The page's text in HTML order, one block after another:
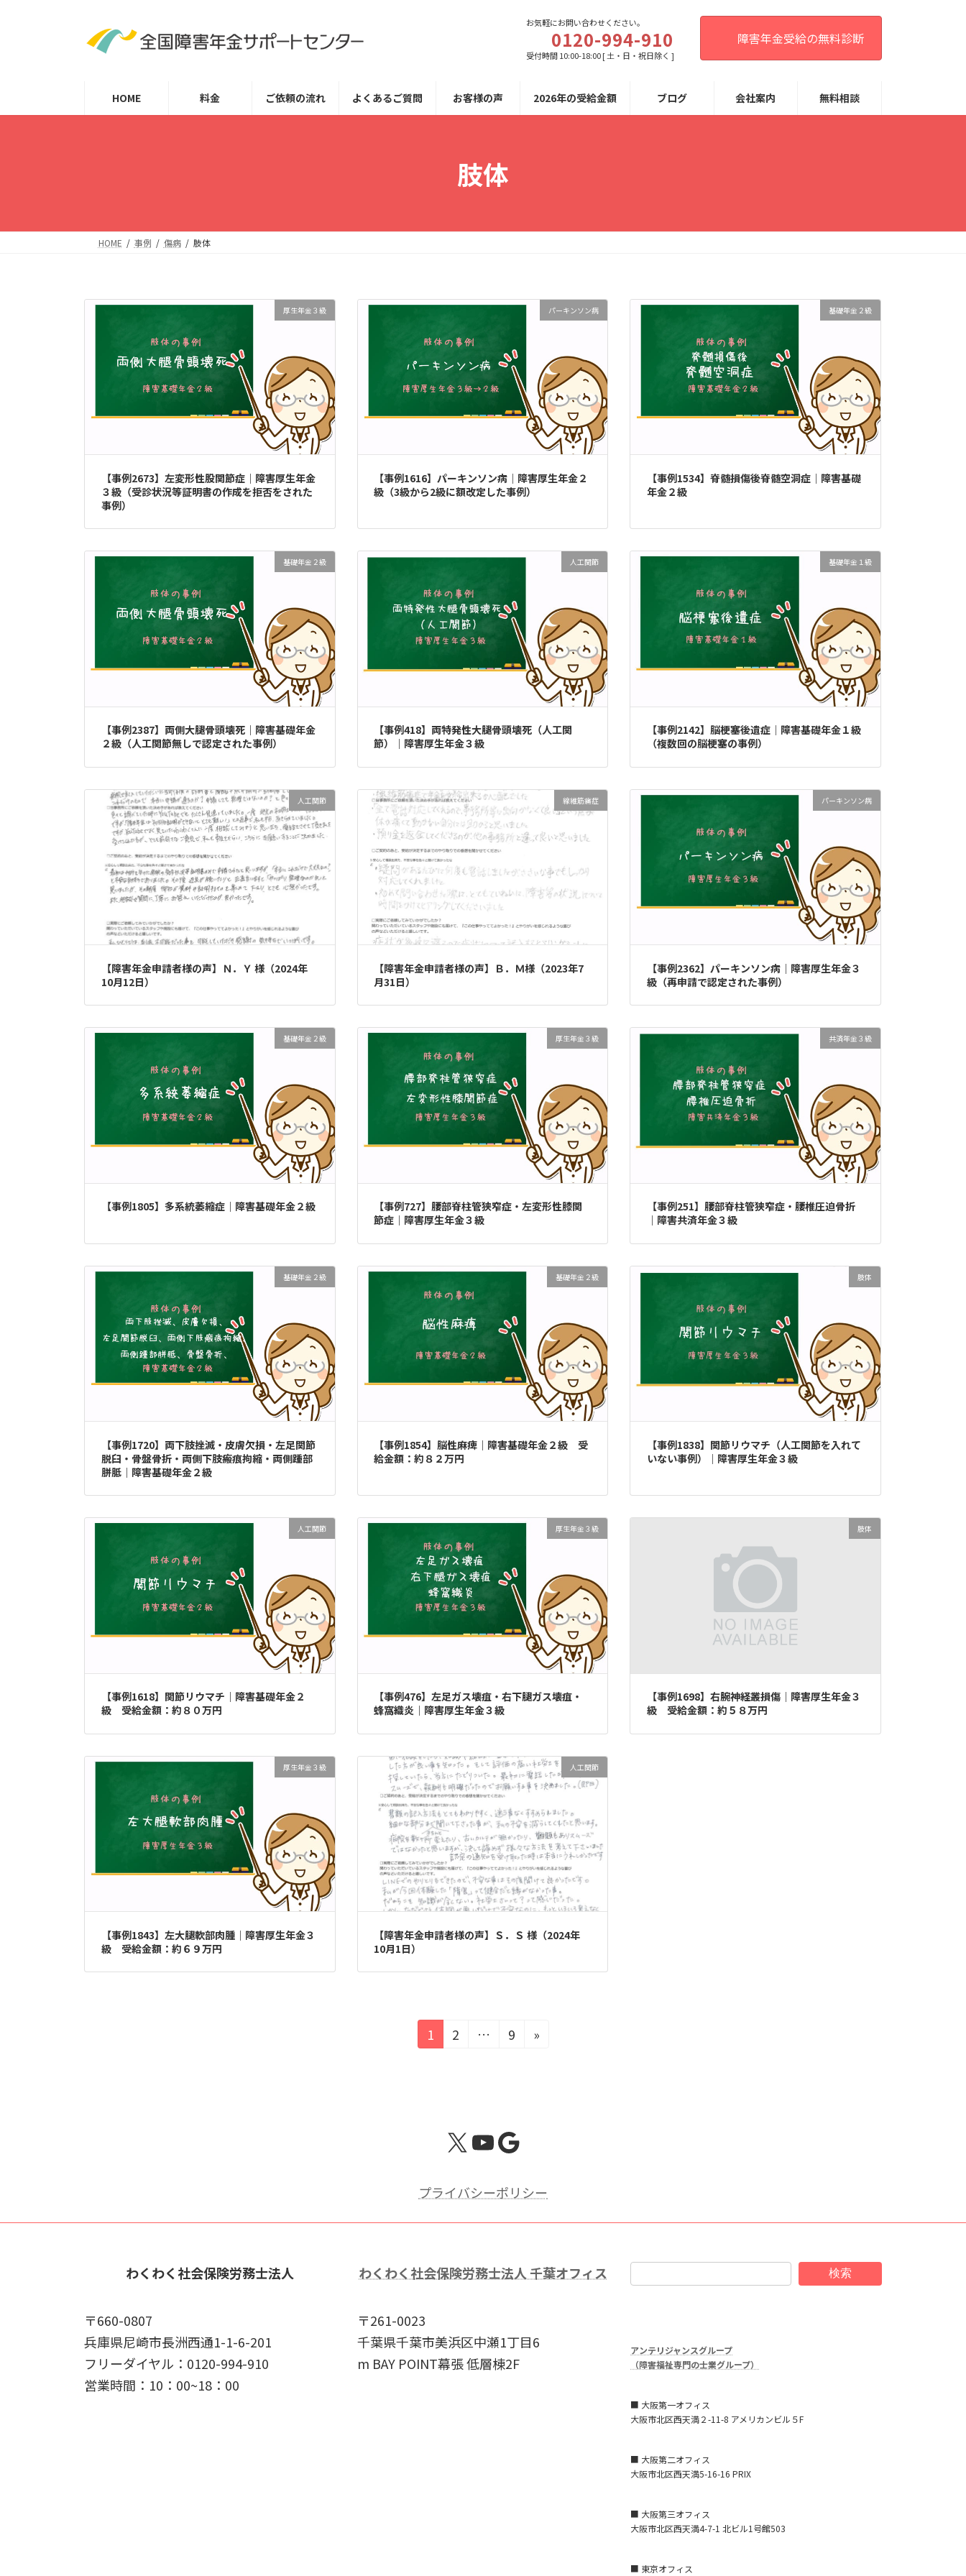
ス
ン
お気軽にお問い合わせください。
0120-994-910
受付時間 10:00-18:00 [ 土・日・祝日除く ]
障害年金受給の無料診断
HOME 料金 ご依頼の流れ よくあるご質問 お客様の声 2026年の受給金額 ブログ 会社案内 無料相談
肢体
HOME 事例 傷病 肢体
厚生年金３級
【事例2673】左変形性股関節症｜障害厚生年金
３級（受診状況等証明書の作成を拒否をされた
事例）
パーキンソン病
【事例1616】パーキンソン病｜障害厚生年金２
級（3級から2級に額改定した事例）
基礎年金２級
【事例1534】脊髄損傷後脊髄空洞症｜障害基礎
年金２級
基礎年金２級
【事例2387】両側大腿骨頭壊死｜障害基礎年金
２級（人工関節無しで認定された事例）
人工関節
【事例418】両特発性大腿骨頭壊死（人工関
節）｜障害厚生年金３級
基礎年金１級
【事例2142】脳梗塞後遺症｜障害基礎年金１級
（複数回の脳梗塞の事例）
人工関節
【障害年金申請者様の声】Ｎ．Ｙ 様（2024年
10月12日）
線維筋痛症
【障害年金申請者様の声】Ｂ．Ｍ様（2023年7
月31日）
パーキンソン病
【事例2362】パーキンソン病｜障害厚生年金３
級（再申請で認定された事例）
基礎年金２級
【事例1805】多系統萎縮症｜障害基礎年金２級
厚生年金３級
【事例727】腰部脊柱管狭窄症・左変形性膝関
節症｜障害厚生年金３級
共済年金３級
【事例251】腰部脊柱管狭窄症・腰椎圧迫骨折
｜障害共済年金３級
基礎年金２級
【事例1720】両下肢挫滅・皮膚欠損・左足関節
脱臼・骨盤骨折・両側下肢瘢痕拘縮・両側踵部
胼胝｜障害基礎年金２級
基礎年金２級
【事例1854】脳性麻痺｜障害基礎年金２級 受
給金額：約８２万円
肢体
【事例1838】関節リウマチ（人工関節を入れて
いない事例）｜障害厚生年金３級
人工関節
【事例1618】関節リウマチ｜障害基礎年金２
級 受給金額：約８０万円
厚生年金３級
【事例476】左足ガス壊疽・右下腿ガス壊疽・
蜂窩織炎｜障害厚生年金３級
肢体
【事例1698】右腕神経叢損傷｜障害厚生年金３
級 受給金額：約５８万円
厚生年金３級
【事例1843】左大腿軟部肉腫｜障害厚生年金３
級 受給金額：約６９万円
人工関節
【障害年金申請者様の声】Ｓ．Ｓ 様（2024年
10月1日）
送
固
定
1
固
2 …
固
9 »
X YouTube
Google
プライバシーポリシー
わくわく社会保険労務士法人
〒660-0807
兵庫県尼崎市長洲西通1-1-6-201
フリーダイヤル：0120-994-910
営業時間：10：00~18：00
わくわく社会保険労務士法人 千葉オフィス
〒261-0023
千葉県千葉市美浜区中瀬1丁目6
m BAY POINT幕張 低層棟2F
検索
アンテリジャンスグループ
（障害福祉専門の士業グループ）
■ 大阪第一オフィス
大阪市北区西天満２-11-8 アメリカンビル５F
■ 大阪第二オフィス
大阪市北区西天満5-16-16 PRIX
■ 大阪第三オフィス
大阪市北区西天満4-7-1 北ビル1号館503
■ 東京オフィス